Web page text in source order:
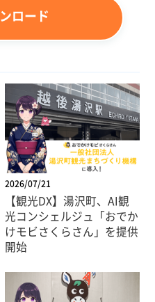
ロード
2026/07/21
【観光DX】湯沢町、AI観
光コンシェルジュ「おでか
けモビさくらさん」を提供
開始